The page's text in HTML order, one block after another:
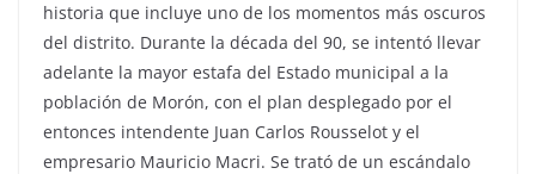
historia que incluye uno de los momentos más oscuros
del distrito. Durante la década del 90, se intentó llevar
adelante la mayor estafa del Estado municipal a la
población de Morón, con el plan desplegado por el
entonces intendente Juan Carlos Rousselot y el
empresario Mauricio Macri. Se trató de un escándalo